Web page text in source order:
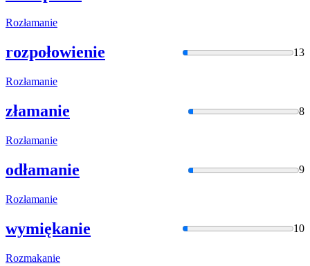
Rozłamanie
rozpołowienie 13
Rozłamanie
złamanie 8
Rozłamanie
odłamanie 9
Rozłamanie
wymiękanie 10
Rozmakanie